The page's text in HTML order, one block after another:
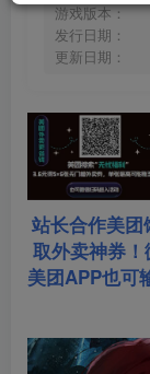
游戏版本：
发行日期：
更新日期：
站长合作美
取外卖神券
美团APP也可